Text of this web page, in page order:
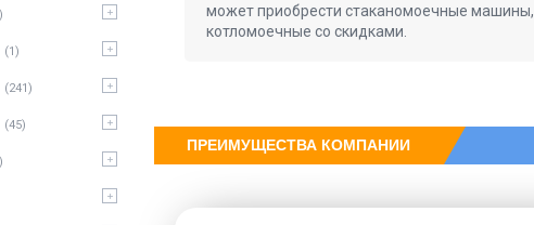
может приобрести стаканомоечные машины,
котломоечные со скидками.
ПРЕИМУЩЕСТВА КОМПАНИИ
1
241
45